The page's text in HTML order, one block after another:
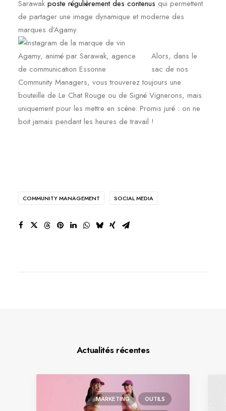
Sarawak poste régulièrement des contenus qui permettent
de partager une image dynamique et moderne des
marques d’Agamy.
Alors, dans le
sac de nos
Community Managers, vous trouverez toujours une
bouteille de Le Chat Rouge ou de Signé Vignerons, mais
uniquement pour les mettre en scène. Promis juré : on ne
boit jamais pendant les heures de travail !
COMMUNITY MANAGEMENT SOCIAL MEDIA
Actualités récentes
MARKETING OUTILS